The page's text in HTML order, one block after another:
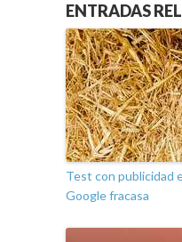
ENTRADAS
Test con publicidad
Google fracasa